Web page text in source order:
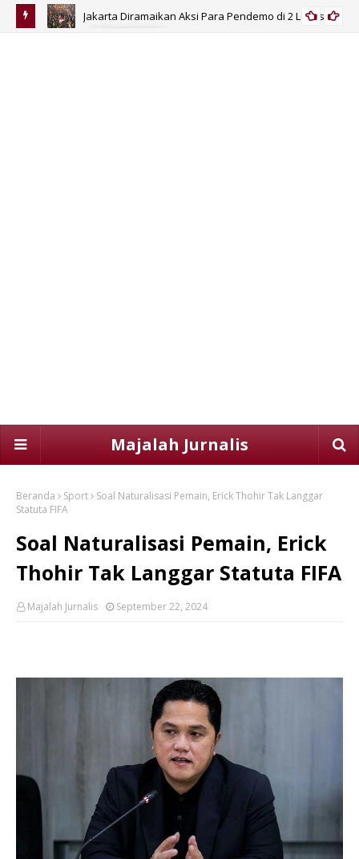
Jakarta Diramaikan Aksi Para Pendemo di 2 Lokasi
Majalah Jurnalis
Beranda Sport
Soal Naturalisasi Pemain, Erick Thohir Tak Langgar
Statuta FIFA
Soal Naturalisasi Pemain, Erick
Thohir Tak Langgar Statuta FIFA
Majalah Jurnalis September 22, 2024